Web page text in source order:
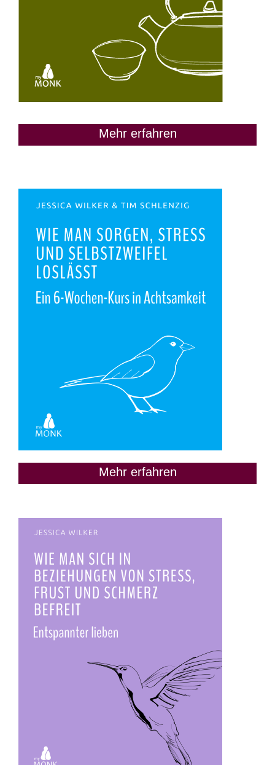
Mehr erfahren
Mehr erfahren